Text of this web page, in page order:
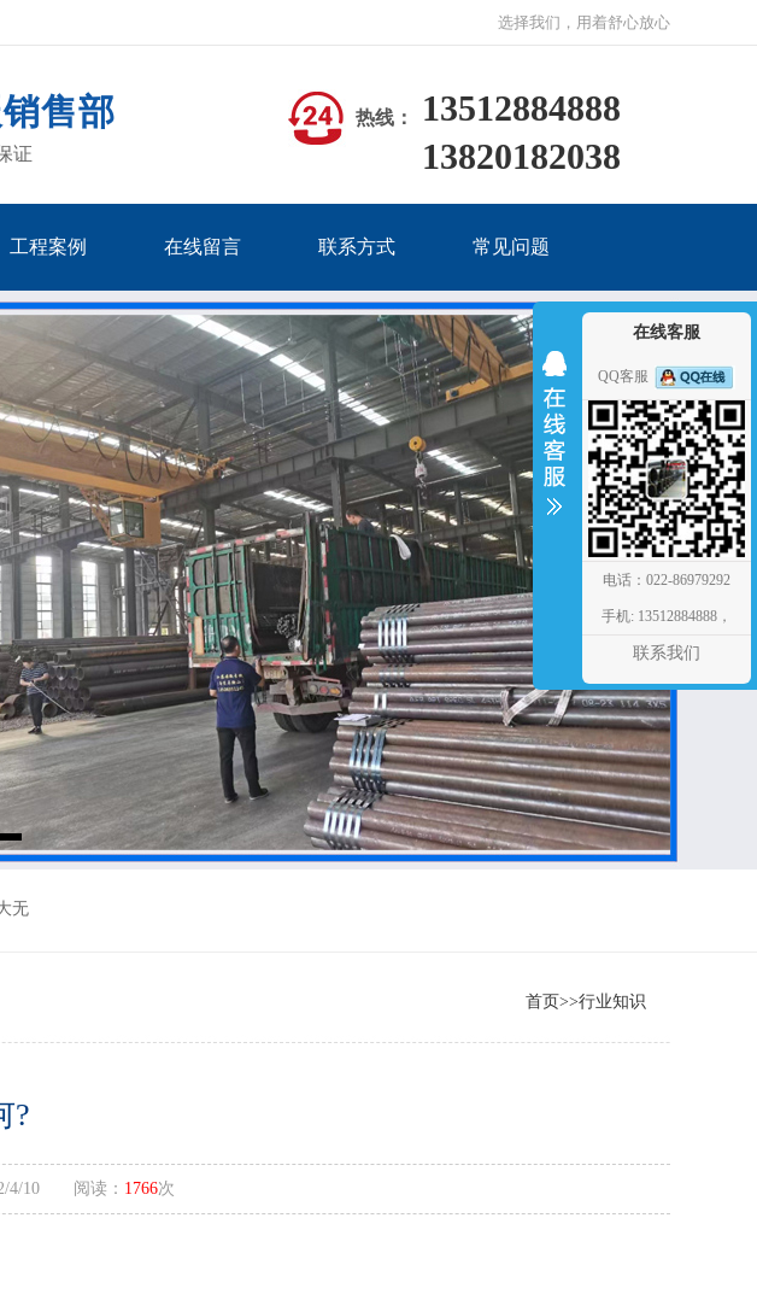
选择我们，用着舒心放心
热线：
13512884888
13820182038
售部
证
工程案例 在线留言 联系方式 常见问题
无
首页>>行业知识
?
4/10 阅读： 1766次
在线客服
QQ客服
电话：022-86979292
手机: 13512884888，
13820182038
联系我们